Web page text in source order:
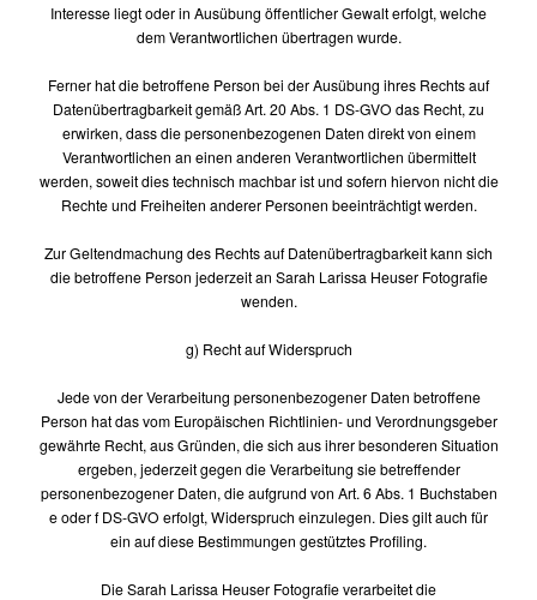
Interesse liegt oder in Ausübung öffentlicher Gewalt erfolgt, welche
dem Verantwortlichen übertragen wurde.
Ferner hat die betroffene Person bei der Ausübung ihres Rechts auf
Datenübertragbarkeit gemäß Art. 20 Abs. 1 DS-GVO das Recht, zu
erwirken, dass die personenbezogenen Daten direkt von einem
Verantwortlichen an einen anderen Verantwortlichen übermittelt
werden, soweit dies technisch machbar ist und sofern hiervon nicht die
Rechte und Freiheiten anderer Personen beeinträchtigt werden.
Zur Geltendmachung des Rechts auf Datenübertragbarkeit kann sich
die betroffene Person jederzeit an Sarah Larissa Heuser Fotografie
wenden.
g) Recht auf Widerspruch
Jede von der Verarbeitung personenbezogener Daten betroffene
Person hat das vom Europäischen Richtlinien- und Verordnungsgeber
gewährte Recht, aus Gründen, die sich aus ihrer besonderen Situation
ergeben, jederzeit gegen die Verarbeitung sie betreffender
personenbezogener Daten, die aufgrund von Art. 6 Abs. 1 Buchstaben
e oder f DS-GVO erfolgt, Widerspruch einzulegen. Dies gilt auch für
ein auf diese Bestimmungen gestütztes Profiling.
Die Sarah Larissa Heuser Fotografie verarbeitet die